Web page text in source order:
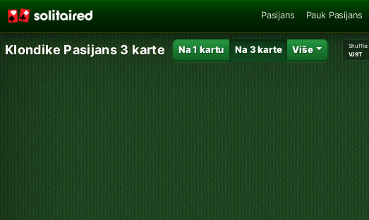
Pasijans Pauk Pasijans
Klondike Pasijans 3 karte Na 1 kartu Na 3 karte Više
Shuffle:
VJ9T